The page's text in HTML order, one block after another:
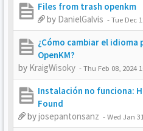
Files from trash openkm
by DanielGalvis -Tue Dec
¿Cómo cambiar el
OpenKM?
by KraigWisoky -Thu Feb 08, 2024
Instalación no funciona:
Found
byjosepantonsanz -Wed Jan